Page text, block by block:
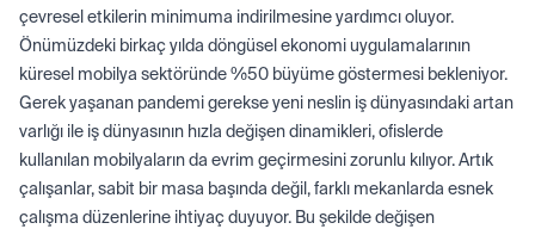
çevresel etkilerin minimuma indirilmesine yardımcı oluyor.
Önümüzdeki birkaç yılda döngüsel ekonomi uygulamalarının
küresel mobilya sektöründe %50 büyüme göstermesi bekleniyor.
Gerek yaşanan pandemi gerekse yeni neslin iş dünyasındaki artan
varlığı ile iş dünyasının hızla değişen dinamikleri, ofislerde
kullanılan mobilyaların da evrim geçirmesini zorunlu kılıyor. Artık
çalışanlar, sabit bir masa başında değil, farklı mekanlarda esnek
çalışma düzenlerine ihtiyaç duyuyor. Bu şekilde değişen